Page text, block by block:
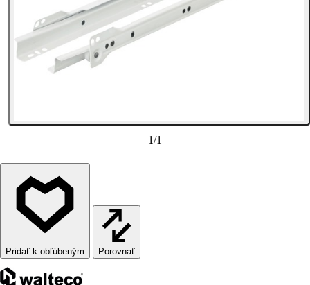
1/1
Porovnať